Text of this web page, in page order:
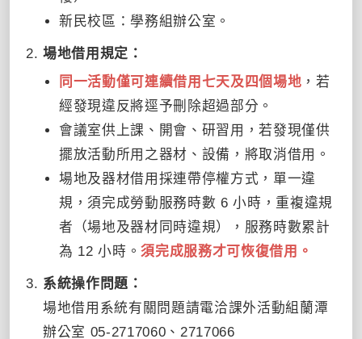
新民校區：學務組辦公室。
場地借用規定：
同一活動僅可連續借用七天及四個場地 ，若
經發現違反將逕予刪除超過部分。
會議室供上課、開會、研習用，若發現僅供
擺放活動所用之器材、設備，將取消借用。
場地及器材借用採連帶停權方式，單一違
規，須完成勞動服務時數 6 小時，重複違規
者（場地及器材同時違規），服務時數累計
為 12 小時。須完成服務才可恢復借用。
系統操作問題：
場地借用系統有關問題請電洽課外活動組蘭潭
辦公室 05-2717060、2717066